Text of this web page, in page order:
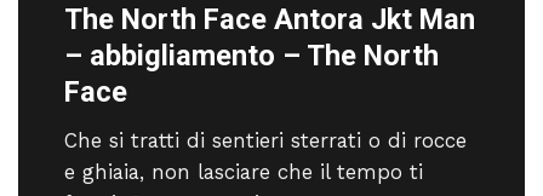
The North Face Antora Jkt Man
– abbigliamento – The North
Face
Che si tratti di sentieri sterrati o di rocce
e ghiaia, non lasciare che il tempo ti